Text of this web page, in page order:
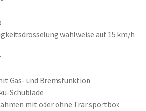
wahlweise auf 15 km/h
Gas- und Bremsfunktion
Schublade
mit oder ohne Transportbox